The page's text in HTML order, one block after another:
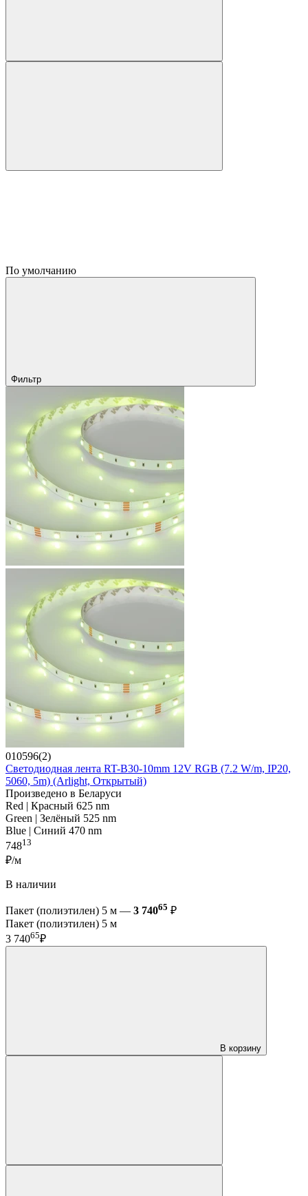
По умолчанию
Фильтр
010596(2)
Светодиодная лента RT-B30-10mm 12V RGB (7.2 W/m, IP20,
5060, 5m) (Arlight, Открытый)
Произведено в Беларуси
Red | Красный 625 nm
Green | Зелёный 525 nm
Blue | Синий 470 nm
74813
₽/м
В наличии
Пакет (полиэтилен) 5 м — 3 74065 ₽
Пакет (полиэтилен) 5 м
3 74065₽
В корзину